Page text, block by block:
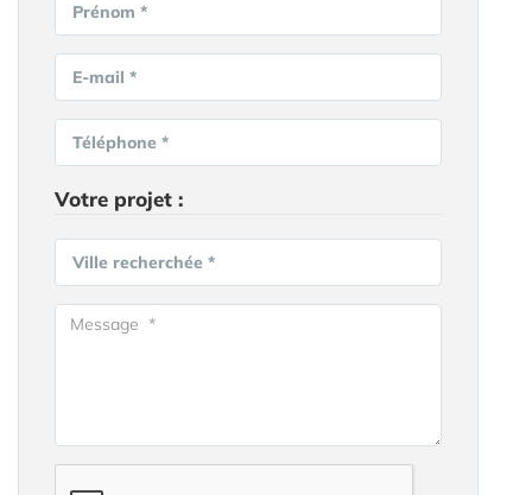
Prénom *
E-mail *
Téléphone *
Votre projet :
Ville recherchée *